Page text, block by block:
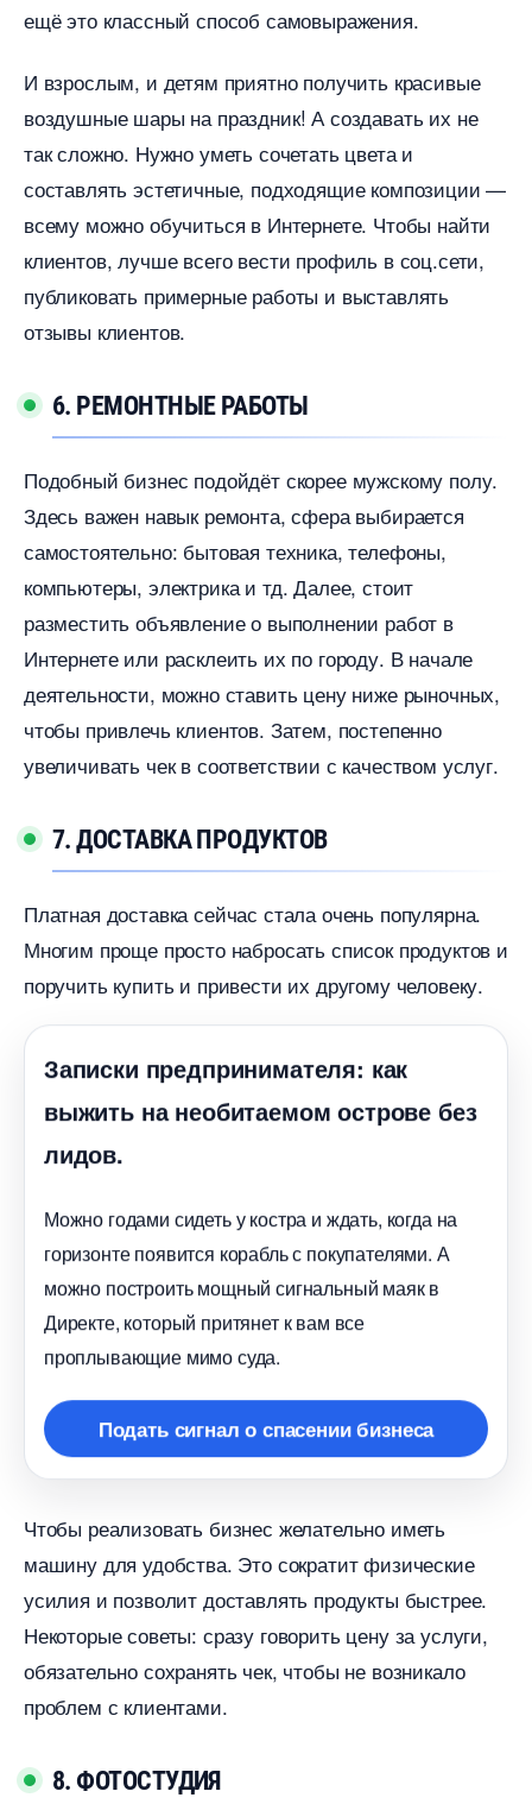
ещё это классный способ самовыражения.
И взрослым, и детям приятно получить красивые
оздушные шары на праздник! А создавать их не
так сложно. Нужно уметь сочетать цвета и
составлять эстетичные, подходящие композиции —
сему можно обучиться в Интернете. Чтобы найти
клиентов, лучше всего вести профиль в соц.сети,
публиковать примерные работы и выставлять
отзывы клиентов.
6. РЕМОНТНЫЕ РАБОТЫ
Подобный бизнес подойдёт скорее мужскому полу.
Здесь важен навык ремонта, сфера выбирается
самостоятельно: бытовая техника, телефоны,
компьютеры, электрика и тд. Далее, стоит
разместить объявление о выполнении работ
Интернете или расклеить их по городу. В начале
деятельности, можно ставить цену ниже рыночных,
чтобы привлечь клиентов. Затем, постепенно
увеличивать чек в соответствии с качеством услуг.
7. ДОСТАВКА ПРОДУКТО
Платная доставка сейчас стала очень популярна.
Многим проще просто набросать список продуктов и
поручить купить и привести их другому человеку.
Записки предпринимателя: как
ыжить на необитаемом острове без
лидов.
Можно годами сидеть у костра и ждать, когда на
оризонте появится корабль с покупателями. А
можно построить мощный сигнальный маяк
Директе, который притянет к вам все
проплывающие мимо суда.
Подать сигнал о спасении бизнеса
Чтобы реализовать бизнес желательно иметь
машину для удобства. Это сократит физические
усилия и позволит доставлять продукты быстрее.
Некоторые советы: сразу говорить цену за услуги,
обязательно сохранять чек, чтобы не возникало
проблем с клиентами.
8. ФОТОСТУДИЯ